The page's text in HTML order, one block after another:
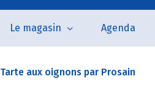
Le magasin Agenda
Tarte aux oignons par Prosain